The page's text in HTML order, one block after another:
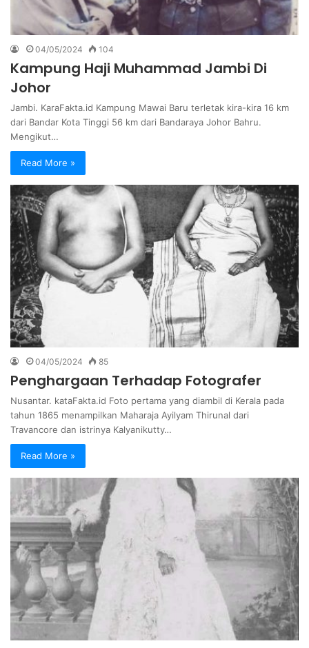
04/05/2024 104
Kampung Haji Muhammad Jambi Di
Johor
Jambi. KaraFakta.id Kampung Mawai Baru terletak kira-kira 16 km
dari Bandar Kota Tinggi 56 km dari Bandaraya Johor Bahru.
Mengikut…
Read More »
04/05/2024 85
Penghargaan Terhadap Fotografer
Nusantar. kataFakta.id Foto pertama yang diambil di Kerala pada
tahun 1865 menampilkan Maharaja Ayilyam Thirunal dari
Travancore dan istrinya Kalyanikutty…
Read More »